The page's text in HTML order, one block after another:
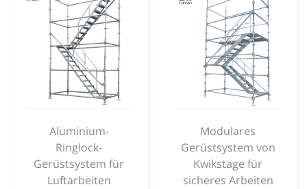
Aluminium-
Ringlock-
Gerüstsystem für
Luftarbeiten
Modulares
Gerüstsystem von
Kwikstage für
sicheres Arbeiten